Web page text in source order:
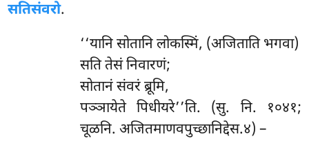
सतिसंवरो.
‘‘यानि सोतानि लोकस्मिं, (अजिताति भगवा)
सति तेसं निवारणं;
सोतानं संवरं ब्रूमि,
पञ्ञायेते पिधीयरे’’ति. (सु. नि. १०४१;
चूळनि. अजितमाणवपुच्छानिद्देस.४) –